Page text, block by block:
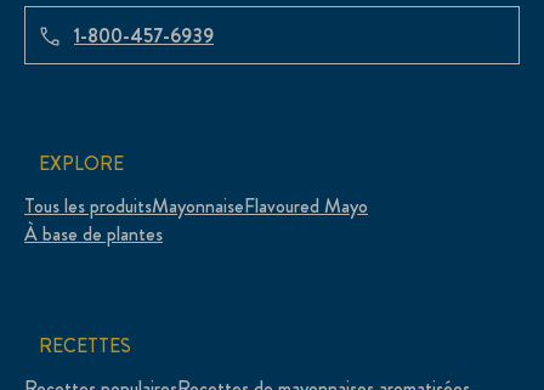
1-800-457-6939
EXPLORE
Tous les produitsMayonnaiseFlavoured Mayo
À base de plantes
RECETTES